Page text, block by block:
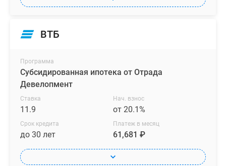
ВТБ
Программа
Субсидированная ипотека от Отрада
Девелопмент
Ставка
11.9
Нач. взнос
от 20.1%
Срок кредита
до 30 лет
Платеж в месяц
61,681 ₽